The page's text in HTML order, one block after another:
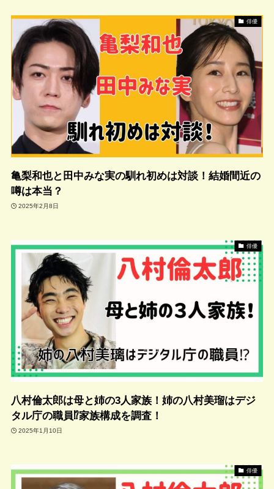
俳優
亀梨和也と田中みな実の馴れ初めは対談！結婚間近の
噂は本当？
2025年2月8日
俳優
八村倫太郎は母と姉の3人家族！姉の八村美瑠はデジ
タル庁の職員⁉家族構成を調査！
2025年1月10日
俳優